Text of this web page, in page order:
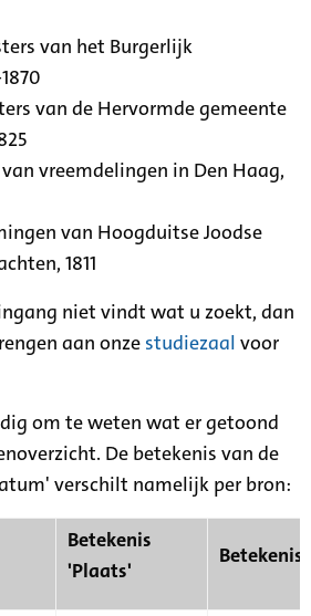
van het Burgerlijk
van de Hervormde gemeente
vreemdelingen in Den Haag,
van Hoogduitse Joodse
1811
niet vindt wat u zoekt, dan
aan onze studiezaal voor
om te weten wat er getoond
De betekenis van de
verschilt namelijk per bron:
Betekenis
'Plaats'